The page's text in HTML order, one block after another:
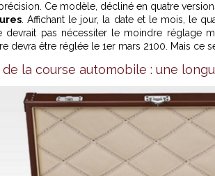
Ce modèle, décliné en quatre
. Affichant le jour, la date et le mois, le
devrait pas nécessiter le moindre réglage
devra être réglée le 1er mars 2100. Mais ce
la course automobile : une